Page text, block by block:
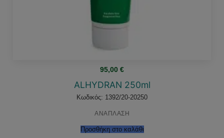
95,00 €
ALHYDRAN 250ml
Κωδικός: 1392/20-20250
ΑΝΑΠΛΑΣΗ
Προσθήκη στο καλάθι